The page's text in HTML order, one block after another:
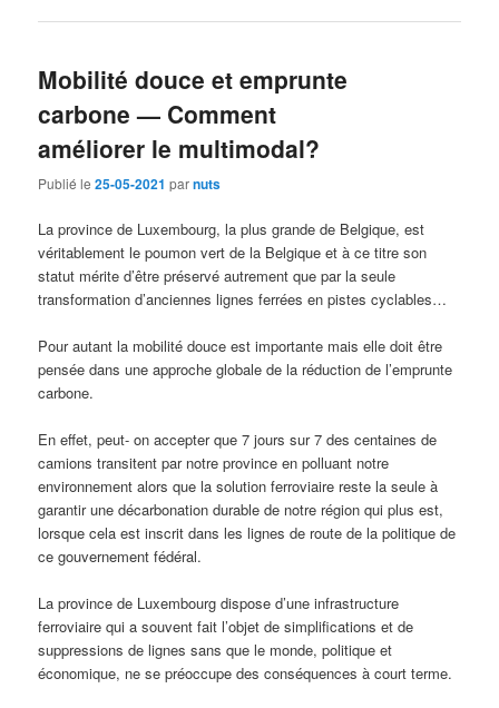
Mobilité douce et emprunte
carbone — Comment
améliorer le multimodal?
Publié le25-05-2021 parnuts
La province de Luxembourg, la plus grande de Belgique, est
véritablement le poumon vert de la Belgique et à ce titre son
statut mérite d’être préservé autrement que par la seule
transformation d’anciennes lignes ferrées en pistes cyclables…
Pour autant la mobilité douce est importante mais elle doit être
pensée dans une approche globale de la réduction de l’emprunte
carbone.
En effet, peut- on accepter que 7 jours sur 7 des centaines de
camions transitent par notre province en polluant notre
environnement alors que la solution ferroviaire reste la seule à
garantir une décarbonation durable de notre région qui plus est,
lorsque cela est inscrit dans les lignes de route de la politique de
ce gouvernement fédéral.
La province de Luxembourg dispose d’une infrastructure
ferroviaire qui a souvent fait l’objet de simplifications et de
suppressions de lignes sans que le monde, politique et
économique, ne se préoccupe des conséquences à court terme.